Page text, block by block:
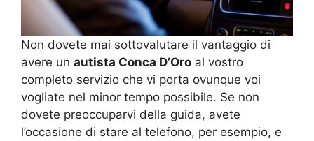
Non dovete mai sottovalutare il vantaggio di
avere un autista Conca D’Oro al vostro
completo servizio che vi porta ovunque voi
vogliate nel minor tempo possibile. Se non
dovete preoccuparvi della guida, avete
l’occasione di stare al telefono, per esempio, e